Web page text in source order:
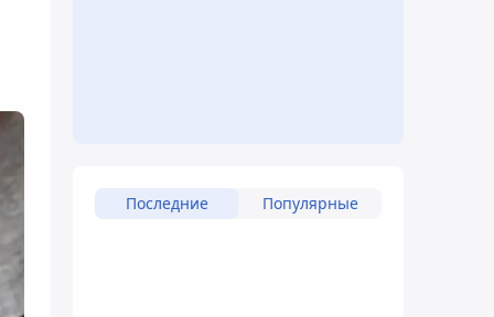
Последние Популярные